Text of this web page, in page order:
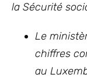
la Sécurité
Le
chiffres
au